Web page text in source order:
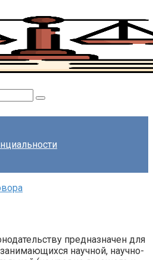
предназначен для
научной, научно-